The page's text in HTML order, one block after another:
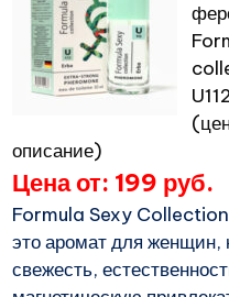
описание)
Цена от: 199 руб.
Formula Sexy
это аромат для женщин,
свежесть,